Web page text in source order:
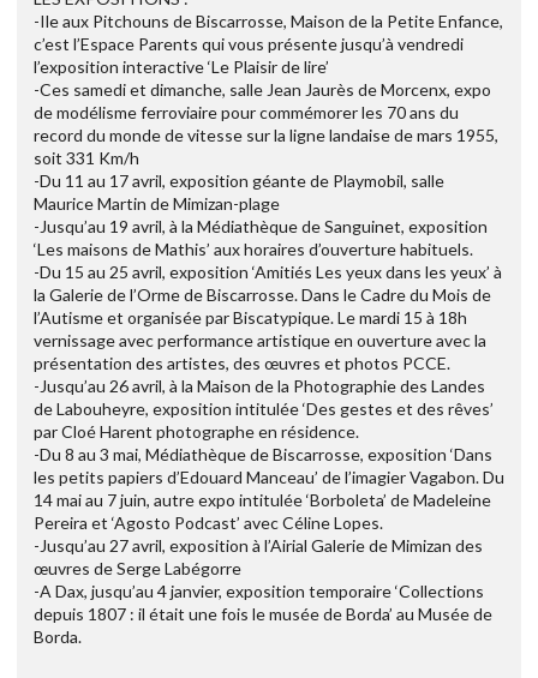
-Ile aux Pitchouns de Biscarrosse, Maison de la Petite Enfance,
c’est l’Espace Parents qui vous présente jusqu’à vendredi
l’exposition interactive ‘Le Plaisir de lire’
-Ces samedi et dimanche, salle Jean Jaurès de Morcenx, expo
de modélisme ferroviaire pour commémorer les 70 ans du
record du monde de vitesse sur la ligne landaise de mars 1955,
soit 331 Km/h
-Du 11 au 17 avril, exposition géante de Playmobil, salle
Maurice Martin de Mimizan-plage
-Jusqu’au 19 avril, à la Médiathèque de Sanguinet, exposition
‘Les maisons de Mathis’ aux horaires d’ouverture habituels.
-Du 15 au 25 avril, exposition ‘Amitiés Les yeux dans les yeux’ à
la Galerie de l’Orme de Biscarrosse. Dans le Cadre du Mois de
l’Autisme et organisée par Biscatypique. Le mardi 15 à 18h
vernissage avec performance artistique en ouverture avec la
présentation des artistes, des œuvres et photos PCCE.
-Jusqu’au 26 avril, à la Maison de la Photographie des Landes
de Labouheyre, exposition intitulée ‘Des gestes et des rêves’
par Cloé Harent photographe en résidence.
-Du 8 au 3 mai, Médiathèque de Biscarrosse, exposition ‘Dans
les petits papiers d’Edouard Manceau’ de l’imagier Vagabon. Du
14 mai au 7 juin, autre expo intitulée ‘Borboleta’ de Madeleine
Pereira et ‘Agosto Podcast’ avec Céline Lopes.
-Jusqu’au 27 avril, exposition à l’Airial Galerie de Mimizan des
œuvres de Serge Labégorre
-A Dax, jusqu’au 4 janvier, exposition temporaire ‘Collections
depuis 1807 : il était une fois le musée de Borda’ au Musée de
Borda.